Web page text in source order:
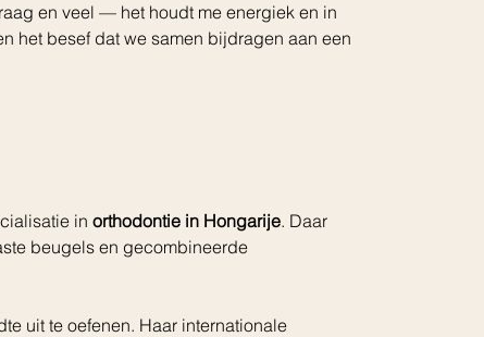
en veel — het houdt me energiek en in
het besef dat we samen bijdragen aan een
in orthodontie in Hongarije. Daar
beugels en gecombineerde
uit te oefenen. Haar internationale